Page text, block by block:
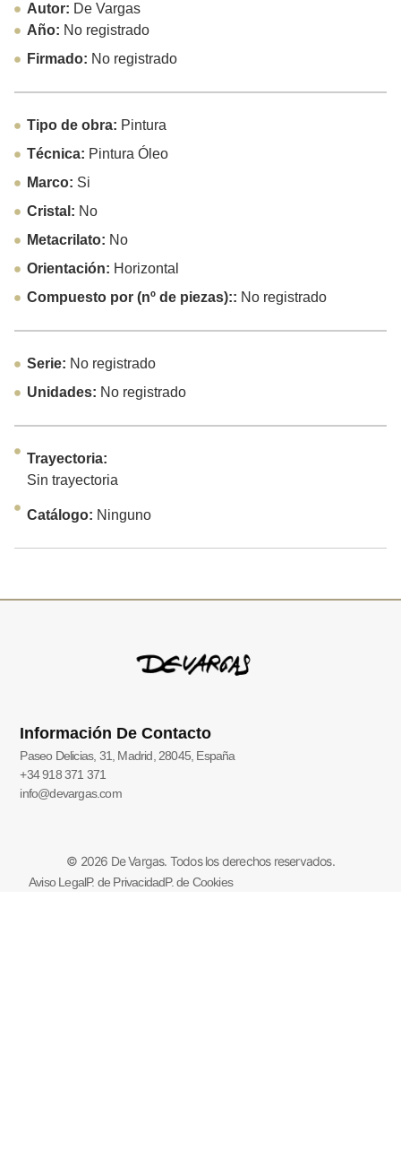
Autor: De Vargas
Año: No registrado
Firmado: No registrado
Tipo de obra: Pintura
Técnica: Pintura Óleo
Marco: Si
Cristal: No
Metacrilato: No
Orientación: Horizontal
Compuesto por (nº de piezas):: No registrado
Serie: No registrado
Unidades: No registrado
Trayectoria:
Sin trayectoria
Catálogo: Ninguno
Información De Contacto
Paseo Delicias, 31, Madrid, 28045, España
+34 918 371 371
info@devargas.com
© 2026 De Vargas. Todos los derechos reservados.
Aviso LegalP. de PrivacidadP. de Cookies